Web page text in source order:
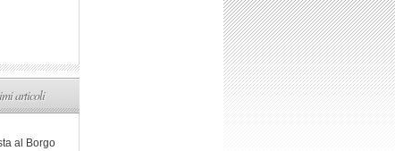
articoli
al Borgo